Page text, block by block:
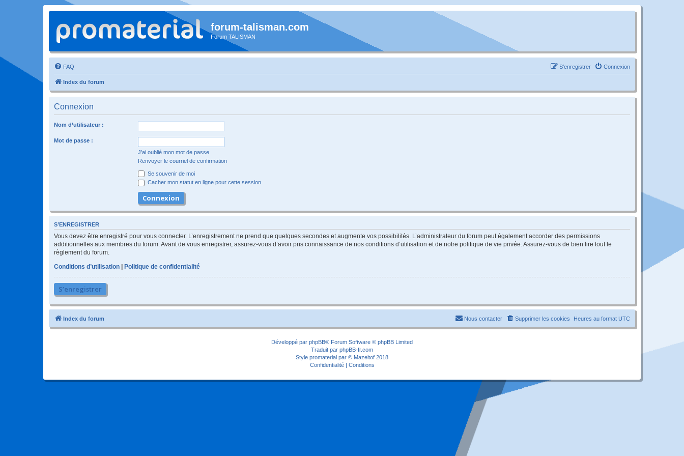
forum-talisman.com
Forum TALISMAN
FAQ Connexion
S’enregistrer
Index du forum
Connexion
Nom d’utilisateur :
Mot de passe :
J’ai oublié mon mot de passe
Renvoyer le courriel de confirmation
Se souvenir de moi
Cacher mon statut en ligne pour cette session
S’ENREGISTRER
Vous devez être enregistré pour vous connecter. L’enregistrement ne prend que quelques secondes et augmente vos possibilités. L’administrateur du forum peut également accorder des permissions
additionnelles aux membres du forum. Avant de vous enregistrer, assurez-vous d’avoir pris connaissance de nos conditions d’utilisation et de notre politique de vie privée. Assurez-vous de bien lire tout le
règlement du forum.
Conditions d’utilisation
Politique de confidentialité
S’enregistrer
Index du forum Heures au format UTC
Supprimer les cookies
Nous contacter
Développé par phpBB® Forum Software © phpBB Limited
Traduit par phpBB-fr.com
Style promaterial par © Mazeltof 2018
Confidentialité| Conditions